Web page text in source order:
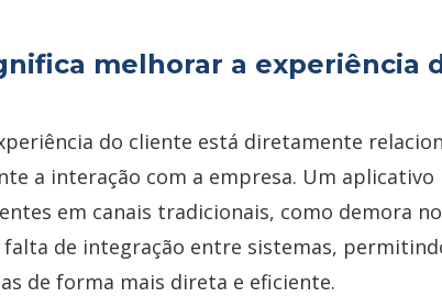
melhorar a experiência
do cliente está diretamente
a interação com a empresa. Um
em canais tradicionais, como demora
falta de integração entre sistemas,
de forma mais direta e eficiente.